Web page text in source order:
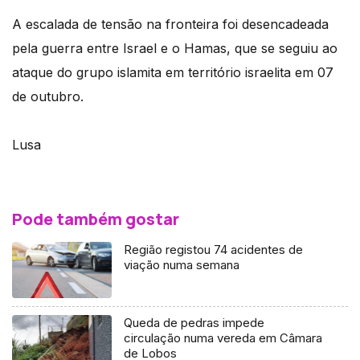
A escalada de tensão na fronteira foi desencadeada
pela guerra entre Israel e o Hamas, que se seguiu ao
ataque do grupo islamita em território israelita em 07
de outubro.
Lusa
Pode também gostar
Região registou 74 acidentes de
viação numa semana
Queda de pedras impede
circulação numa vereda em Câmara
de Lobos